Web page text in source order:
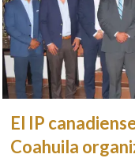
El IP
Coahuila